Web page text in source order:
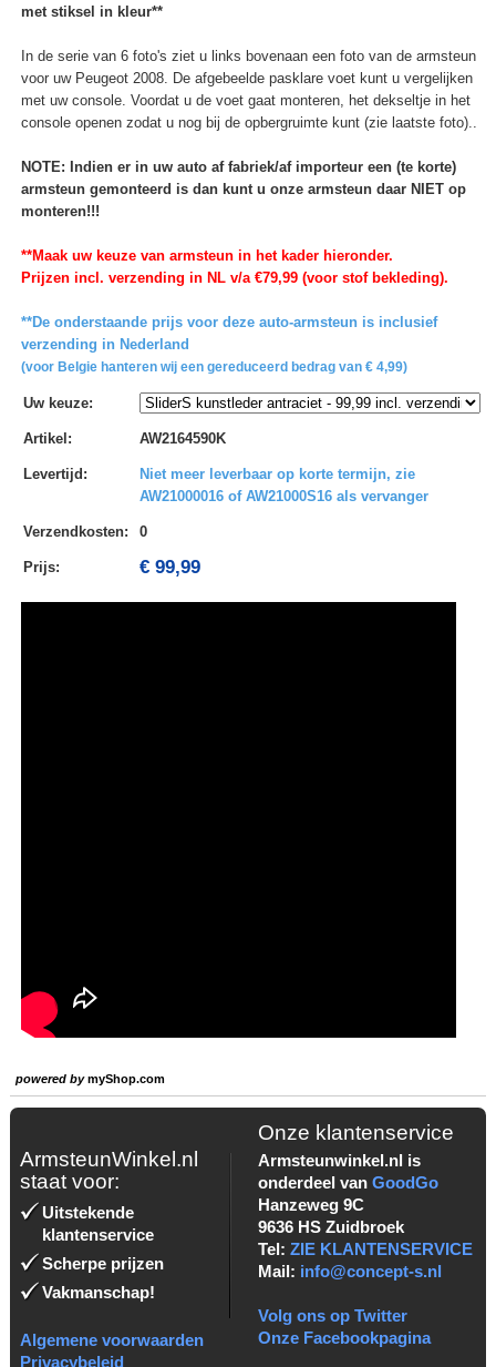
met stiksel in kleur**
In de serie van 6 foto's ziet u links bovenaan een foto van de armsteun
voor uw Peugeot 2008. De afgebeelde pasklare voet kunt u vergelijken
met uw console. Voordat u de voet gaat monteren, het dekseltje in het
console openen zodat u nog bij de opbergruimte kunt (zie laatste foto)..
NOTE: Indien er in uw auto af fabriek/af importeur een (te korte)
armsteun gemonteerd is dan kunt u onze armsteun daar NIET op
monteren!!!
**Maak uw keuze van armsteun in het kader hieronder.
Prijzen incl. verzending in NL v/a €79,99 (voor stof bekleding).
**De onderstaande prijs voor deze auto-armsteun is inclusief
verzending in Nederland
(voor Belgie hanteren wij een gereduceerd bedrag van € 4,99)
Uw keuze:
Artikel : AW2164590K
Levertijd :
Niet meer leverbaar op korte termijn, zie
AW21000016 of AW21000S16 als vervanger
Verzendkosten: 0
Prijs: € 99,99
powered bymyShop.com
ArmsteunWinkel.nl
staat voor:
Uitstekende
klantenservice
Scherpe prijzen
Vakmanschap!
Algemene voorwaarden
Privacybeleid
Onze klantenservice
Armsteunwinkel.nl is
onderdeel van GoodGo
Hanzeweg 9C
9636 HS Zuidbroek
Tel: ZIE KLANTENSERVICE
Mail: info@concept-s.nl
Volg ons op Twitter
Onze Facebookpagina